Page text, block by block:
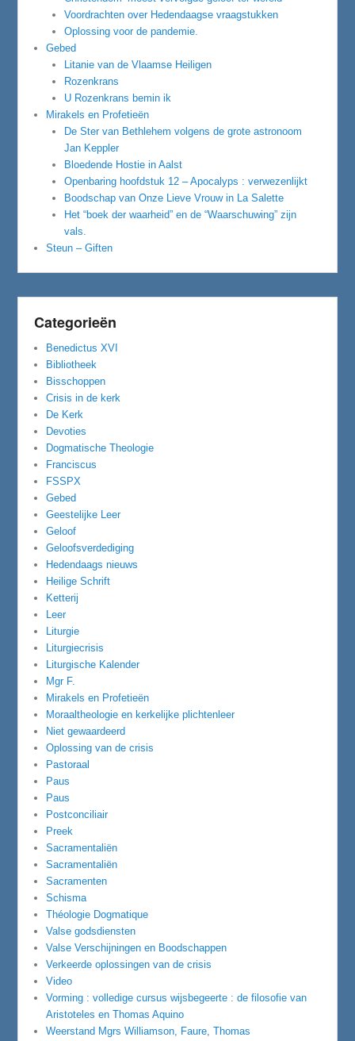
Voordrachten over Hedendaagse vraagstukken
Oplossing voor de pandemie.
Gebed
Litanie van de Vlaamse Heiligen
Rozenkrans
U Rozenkrans bemin ik
Mirakels en Profetieën
De Ster van Bethlehem volgens de grote astronoom
Jan Keppler
Bloedende Hostie in Aalst
Openbaring hoofdstuk 12 – Apocalyps : verwezenlijkt
Boodschap van Onze Lieve Vrouw in La Salette
Het “boek der waarheid” en de “Waarschuwing” zijn
vals.
Steun – Giften
Categorieën
Benedictus XVI
Bibliotheek
Bisschoppen
Crisis in de kerk
De Kerk
Devoties
Dogmatische Theologie
Franciscus
FSSPX
Gebed
Geestelijke Leer
Geloof
Geloofsverdediging
Hedendaags nieuws
Heilige Schrift
Ketterij
Leer
Liturgie
Liturgiecrisis
Liturgische Kalender
Mgr F.
Mirakels en Profetieën
Moraaltheologie en kerkelijke plichtenleer
Niet gewaardeerd
Oplossing van de crisis
Pastoraal
Paus
Paus
Postconciliair
Preek
Sacramentaliën
Sacramentaliën
Sacramenten
Schisma
Théologie Dogmatique
Valse godsdiensten
Valse Verschijningen en Boodschappen
Verkeerde oplossingen van de crisis
Video
Vorming : volledige cursus wijsbegeerte : de filosofie van
Aristoteles en Thomas Aquino
Weerstand Mgrs Williamson, Faure, Thomas